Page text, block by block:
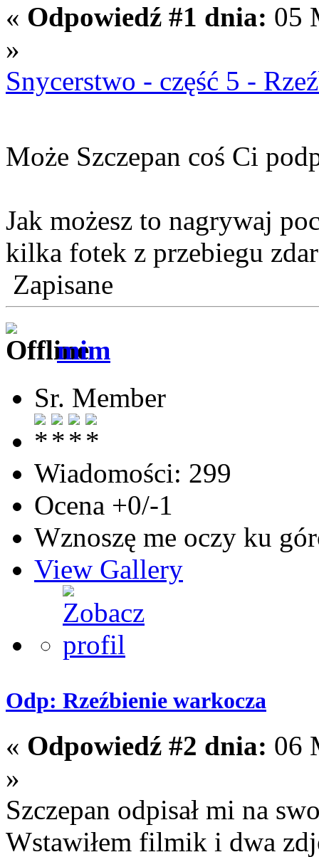
« Odpowiedź #1 dnia: 05
»
Snycerstwo - część 5 -
Może Szczepan coś Ci
Jak możesz to nagrywaj
kilka fotek z przebiegu
Zapisane
mim
Sr. Member
Wiadomości: 299
Ocena +0/-1
Wznoszę me oczy ku
View Gallery
Odp: Rzeźbienie warkocza
« Odpowiedź #2 dnia: 06
»
Szczepan odpisał mi na
Wstawiłem filmik i dwa